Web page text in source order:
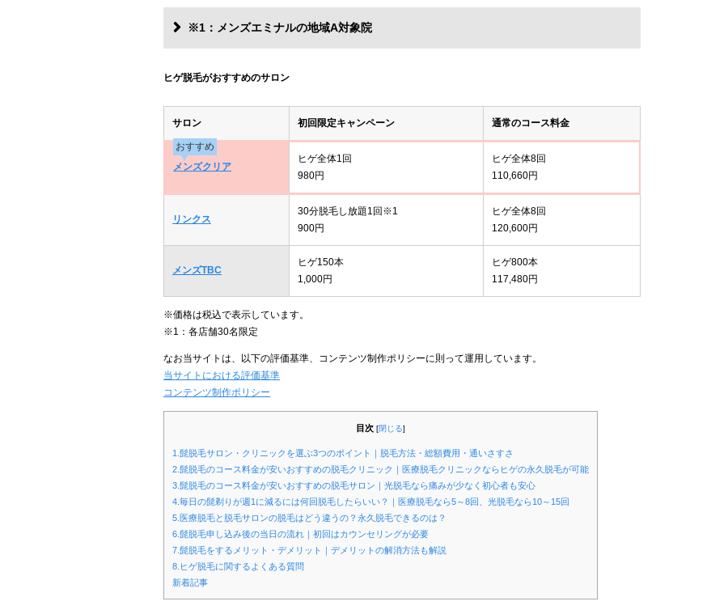
※1：メンズエミナルの地域A対象院
ヒゲ脱毛がおすすめのサロン
サロン 初回限定キャンペーン 通常のコース料金
おすすめ
メンズクリア
ヒゲ全体1回
980円
ヒゲ全体8回
110,660円
リンクス
30分脱毛し放題1回※1
900円
ヒゲ全体8回
120,600円
メンズTBC
ヒゲ150本
1,000円
ヒゲ800本
117,480円
※価格は税込で表示しています。
※1：各店舗30名限定
なお当サイトは、以下の評価基準、コンテンツ制作ポリシーに則って運用しています。
当サイトにおける評価基準
コンテンツ制作ポリシー
目次 [閉じる]
1.髭脱毛サロン・クリニックを選ぶ3つのポイント｜脱毛方法・総額費用・通いさすさ
2.髭脱毛のコース料金が安いおすすめの脱毛クリニック｜医療脱毛クリニックならヒゲの永久脱毛が可能
3.髭脱毛のコース料金が安いおすすめの脱毛サロン｜光脱毛なら痛みが少なく初心者も安心
4.毎日の髭剃りが週1に減るには何回脱毛したらいい？｜医療脱毛なら5～8回、光脱毛なら10～15回
5.医療脱毛と脱毛サロンの脱毛はどう違うの？永久脱毛できるのは？
6.髭脱毛申し込み後の当日の流れ｜初回はカウンセリングが必要
7.髭脱毛をするメリット・デメリット｜デメリットの解消方法も解説
8.ヒゲ脱毛に関するよくある質問
新着記事